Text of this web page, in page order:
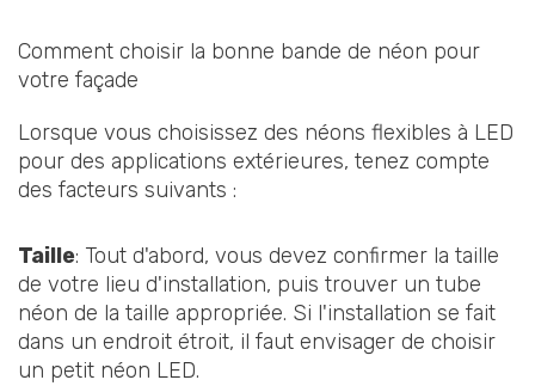
Comment choisir la bonne bande de néon pour
votre façade
Lorsque vous choisissez des néons flexibles à LED
pour des applications extérieures, tenez compte
des facteurs suivants :
Taille: Tout d'abord, vous devez confirmer la taille
de votre lieu d'installation, puis trouver un tube
néon de la taille appropriée. Si l'installation se fait
dans un endroit étroit, il faut envisager de choisir
un petit néon LED.